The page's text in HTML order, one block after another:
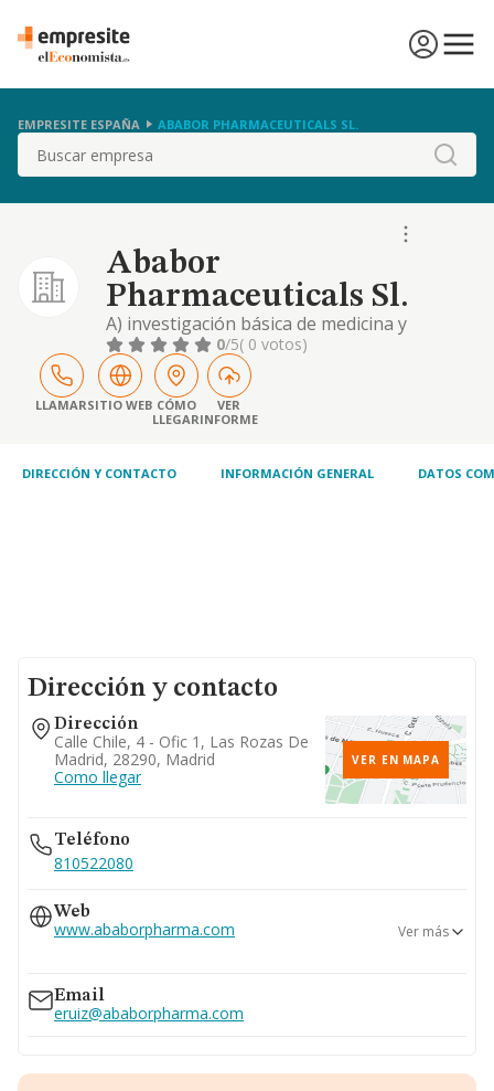
EMPRESITE ESPAÑA ABABOR PHARMACEUTICALS SL.
Buscar
Ababor
Pharmaceuticals Sl.
A) investigación básica de medicina y
farmacia dirigida a la obtención de patentes
y registros de productos y/ o especialidades
farmacéuticas. b) comprar, vender, licenciar,
arrendar, ceder y, en general, realizar
cualquier acto de licito comercio sobre
especiali
0/5( 0 votos)
LLAMARSITIO WEB CÓMO
LLEGAR
VER
INFORME
DIRECCIÓN Y CONTACTO INFORMACIÓN GENERAL DATOS
Dirección y contacto
Dirección
Calle Chile, 4 - Ofic 1, Las Rozas De
Madrid, 28290, Madrid
Como llegar
VER EN MAPA
Teléfono
810522080
Web
www.ababorpharma.com Ver más
Email
eruiz@ababorpharma.com